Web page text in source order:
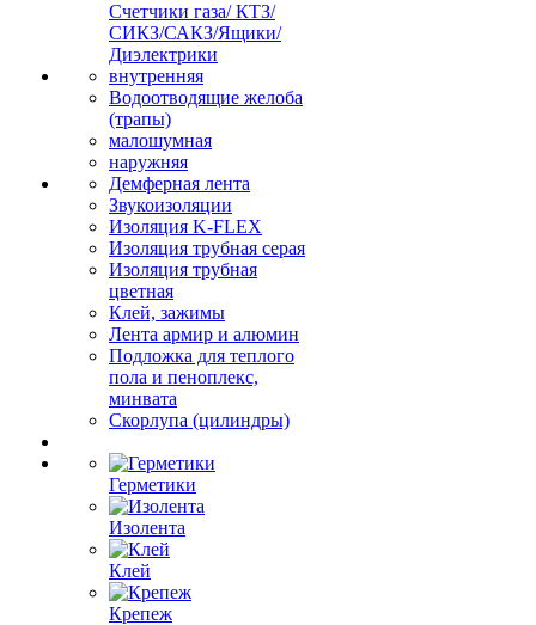
Счетчики газа/ КТЗ/
СИКЗ/САКЗ/Ящики/
Диэлектрики
внутренняя
Водоотводящие желоба
(трапы)
малошумная
наружняя
Демферная лента
Звукоизоляции
Изоляция K-FLEX
Изоляция трубная серая
Изоляция трубная
цветная
Клей, зажимы
Лента армир и алюмин
Подложка для теплого
пола и пеноплекс,
минвата
Скорлупа (цилиндры)
Герметики
Изолента
Клей
Крепеж